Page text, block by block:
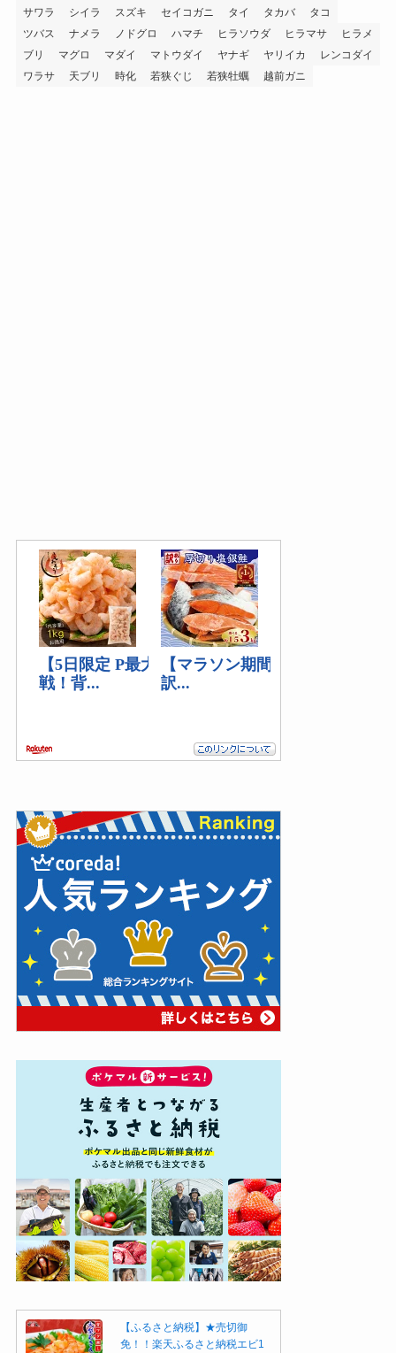
サワラ シイラ スズキ セイコガニ タイ タカバ
タコ
ツバス
ナメラ ノドグロ ハマチ ヒラソウダ ヒラマサ
ヒラメ
ブリ
マグロ マダイ マトウダイ ヤナギ ヤリイカ
レンコダイ
ワラサ
天ブリ 時化 若狭ぐじ 若狭牡蠣 越前ガニ
【ふるさと納税】★売切御
免！！楽天ふるさと納税エビ1